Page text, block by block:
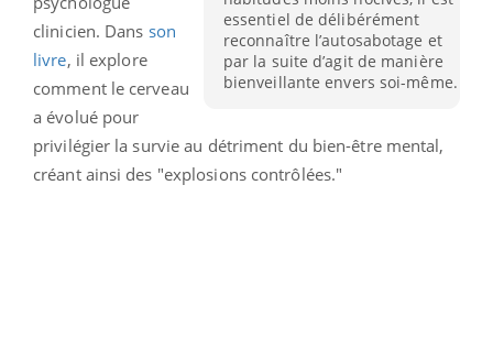
essentiel de délibérément
reconnaître l’autosabotage et
par la suite d’agit de manière
bienveillante envers soi-même.
clinicien. Dans son
livre, il explore
comment le cerveau
a évolué pour
privilégier la survie au détriment du bien-être mental,
créant ainsi des "explosions contrôlées."